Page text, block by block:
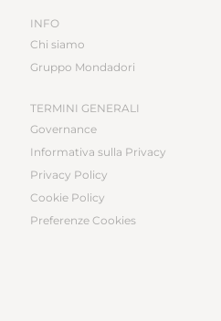
INFO
Chi siamo
Gruppo Mondadori
TERMINI GENERALI
Governance
Informativa sulla Privacy
Privacy Policy
Cookie Policy
Preferenze Cookies